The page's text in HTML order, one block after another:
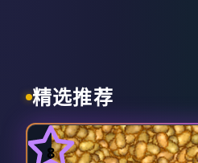
精选推荐
8